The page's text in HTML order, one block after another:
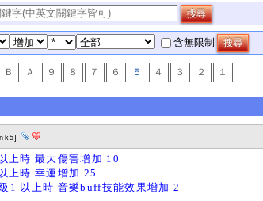
含無限制
Ｂ Ａ ９ ８ ７ ６ ５ ４ ３ ２ １
上時 最大傷害增加 10
上時 幸運增加 25
1 以上時 音樂buff技能效果增加 2